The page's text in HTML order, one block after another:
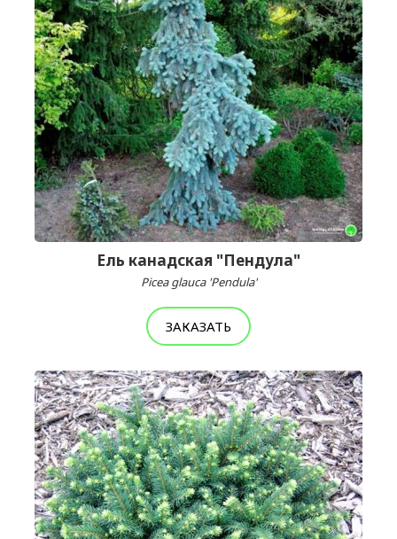
Ель канадская "Пендула"
Picea glauca 'Pendula'
ЗАКАЗАТЬ